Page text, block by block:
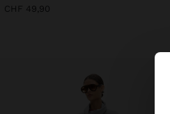
CHF 49,90